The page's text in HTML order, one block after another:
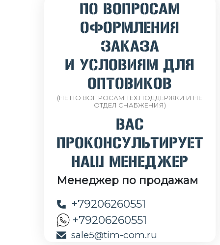
ПО ВОПРОСАМ
ОФОРМЛЕНИЯ
ЗАКАЗА
И УСЛОВИЯМ ДЛЯ
ОПТОВИКОВ
(НЕ ПО ВОПРОСАМ ТЕХ.ПОДДЕРЖКИ И НЕ
ОТДЕЛ СНАБЖЕНИЯ)
ВАС
ПРОКОНСУЛЬТИРУЕТ
НАШ МЕНЕДЖЕР
Менеджер по продажам
+79206260551
+79206260551
sale5@tim-com.ru